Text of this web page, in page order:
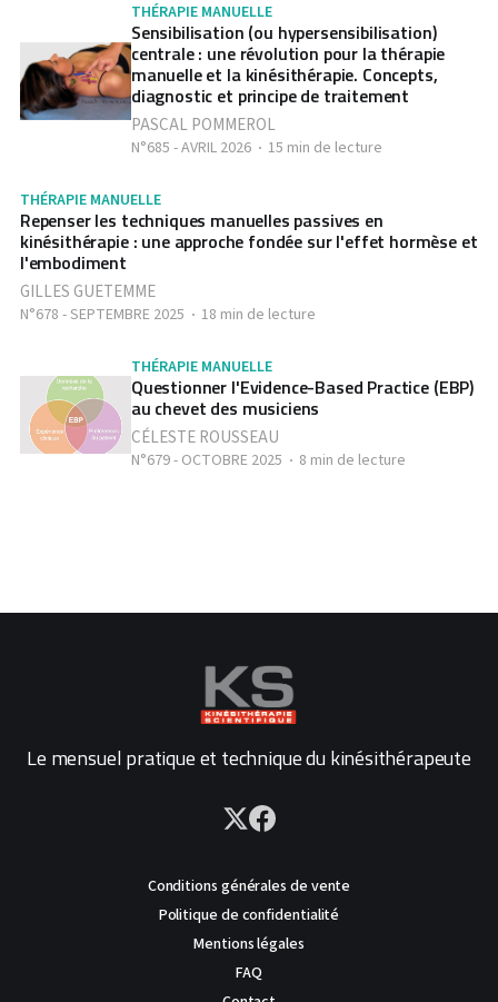
THÉRAPIE MANUELLE
Sensibilisation (ou hypersensibilisation)
centrale : une révolution pour la thérapie
manuelle et la kinésithérapie. Concepts,
diagnostic et principe de traitement
PASCAL POMMEROL
N°685 - AVRIL 2026 15 min de lecture
THÉRAPIE MANUELLE
Repenser les techniques manuelles passives en
kinésithérapie : une approche fondée sur l'effet hormèse et
l'embodiment
GILLES GUETEMME
N°678 - SEPTEMBRE 2025 18 min de lecture
THÉRAPIE MANUELLE
Questionner l'Evidence-Based Practice (EBP)
au chevet des musiciens
CÉLESTE ROUSSEAU
N°679 - OCTOBRE 2025 8 min de lecture
Le mensuel pratique et technique du kinésithérapeute
Conditions générales de vente
Politique de confidentialité
Mentions légales
FAQ